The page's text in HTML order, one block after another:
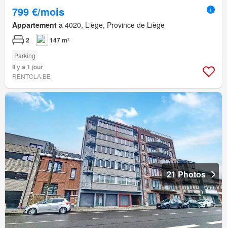
799 €/mois
Appartement à 4020, Liège, Province de Liège
2 147 m²
Parking
Il y a 1 jour
RENTOLA.BE
21 Photos